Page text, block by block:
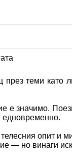
теми като
е значимо.
едновременно.
опит и
— но винаги